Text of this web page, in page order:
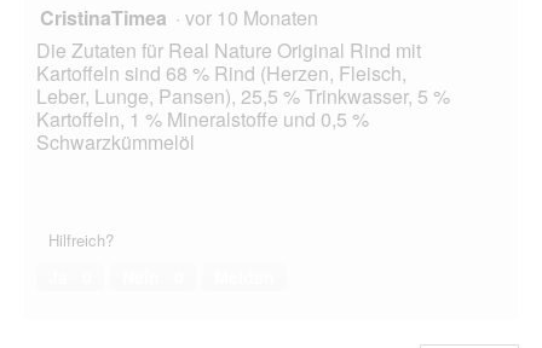
CristinaTimea · vor 10 Monaten
Die Zutaten für Real Nature Original Rind mit
Kartoffeln sind 68 % Rind (Herzen, Fleisch,
Leber, Lunge, Pansen), 25,5 % Trinkwasser, 5 %
Kartoffeln, 1 % Mineralstoffe und 0,5 %
Schwarzkümmelöl
Hilfreich?